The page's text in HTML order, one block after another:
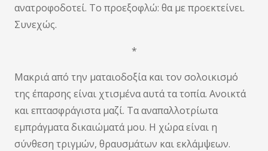
ανατροφοδοτεί. Το προεξοφλώ: θα με προεκτείνει.
Συνεχώς.
*
Μακριά από την ματαιοδοξία και τον σολοικισμό
της έπαρσης είναι χτισμένα αυτά τα τοπία. Ανοικτά
και επτασφράγιστα μαζί. Τα αναπαλλοτρίωτα
εμπράγματα δικαιώματά μου. Η χώρα είναι η
σύνθεση τριγμών, θραυσμάτων και εκλάμψεων.